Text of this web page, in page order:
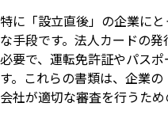
特に「設立直後」の企業に
な手段です。法人カードの
必要で、運転免許証やパス
す。これらの書類は、企業
会社が適切な審査を行うため